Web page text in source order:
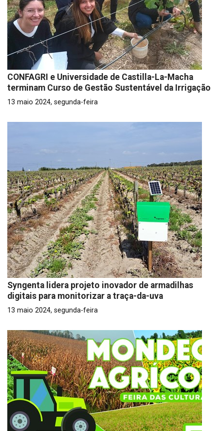
CONFAGRI e Universidade de Castilla-La-Macha
terminam Curso de Gestão Sustentável da Irrigação
13 maio 2024, segunda-feira
Syngenta lidera projeto inovador de armadilhas
digitais para monitorizar a traça-da-uva
13 maio 2024, segunda-feira